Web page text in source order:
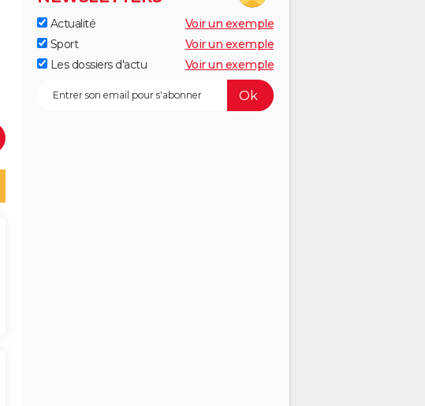
Actualité
Voir un exemple
Sport
Voir un exemple
Les dossiers d'actu
Voir un exemple